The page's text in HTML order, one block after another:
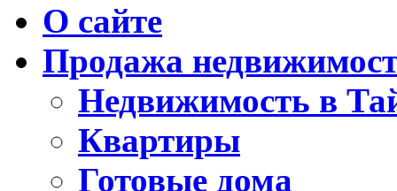
О сайте
Продажа
Недвижимость в
Квартиры
Готовые дома